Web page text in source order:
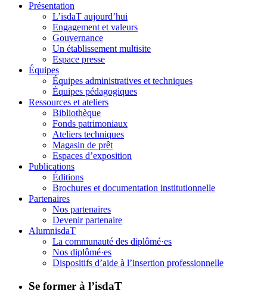
Présentation
L’isdaT aujourd’hui
Engagement et valeurs
Gouvernance
Un établissement multisite
Espace presse
Équipes
Équipes administratives et techniques
Équipes pédagogiques
Ressources et ateliers
Bibliothèque
Fonds patrimoniaux
Ateliers techniques
Magasin de prêt
Espaces d’exposition
Publications
Éditions
Brochures et documentation institutionnelle
Partenaires
Nos partenaires
Devenir partenaire
AlumnisdaT
La communauté des diplômé·es
Nos diplômé·es
Dispositifs d’aide à l’insertion professionnelle
Se former à l’isdaT